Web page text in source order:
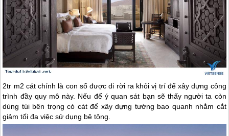
2tr m2 cát chính là con số được di rời ra khỏi vị trí để xây dựng công
trình đầy quy mô này. Nếu để ý quan sát bạn sẽ thấy người ta còn
dùng túi bên trọng có cát để xây dựng tường bao quanh nhằm cắt
giảm tối đa việc sử dụng bê tông.